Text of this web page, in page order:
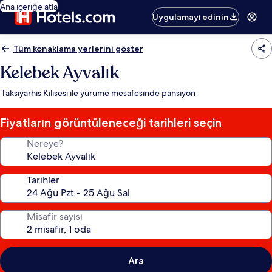
Ana içeriğe atla
Uygulamayı edinin
Tüm konaklama yerlerini göster
Kelebek Ayvalık
Taksiyarhis Kilisesi ile yürüme mesafesinde pansiyon
Fiyatların görüntüleneceği tarihleri seçin
Nereye?
Tarihler
Misafir sayısı
Ara